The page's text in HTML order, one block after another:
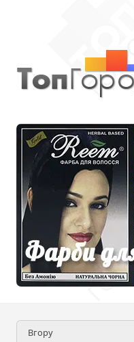
Вгору